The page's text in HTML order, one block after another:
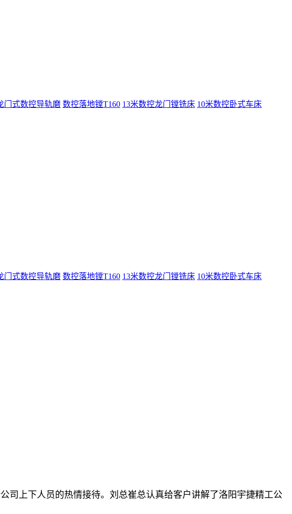
门式数控导轨磨 数控落地镗T160 13米数控龙门镗铣床 10米数控卧式车床
门式数控导轨磨 数控落地镗T160 13米数控龙门镗铣床 10米数控卧式车床
司上下人员的热情接待。刘总崔总认真给客户讲解了洛阳宇捷精工公